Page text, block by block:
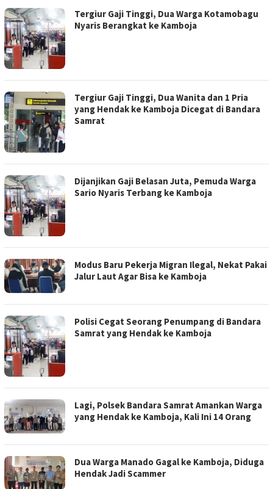
Tergiur Gaji Tinggi, Dua Warga Kotamobagu
Nyaris Berangkat ke Kamboja
Tergiur Gaji Tinggi, Dua Wanita dan 1 Pria
yang Hendak ke Kamboja Dicegat di Bandara
Samrat
Dijanjikan Gaji Belasan Juta, Pemuda Warga
Sario Nyaris Terbang ke Kamboja
Modus Baru Pekerja Migran Ilegal, Nekat Pakai
Jalur Laut Agar Bisa ke Kamboja
Polisi Cegat Seorang Penumpang di Bandara
Samrat yang Hendak ke Kamboja
Lagi, Polsek Bandara Samrat Amankan Warga
yang Hendak ke Kamboja, Kali Ini 14 Orang
Dua Warga Manado Gagal ke Kamboja, Diduga
Hendak Jadi Scammer